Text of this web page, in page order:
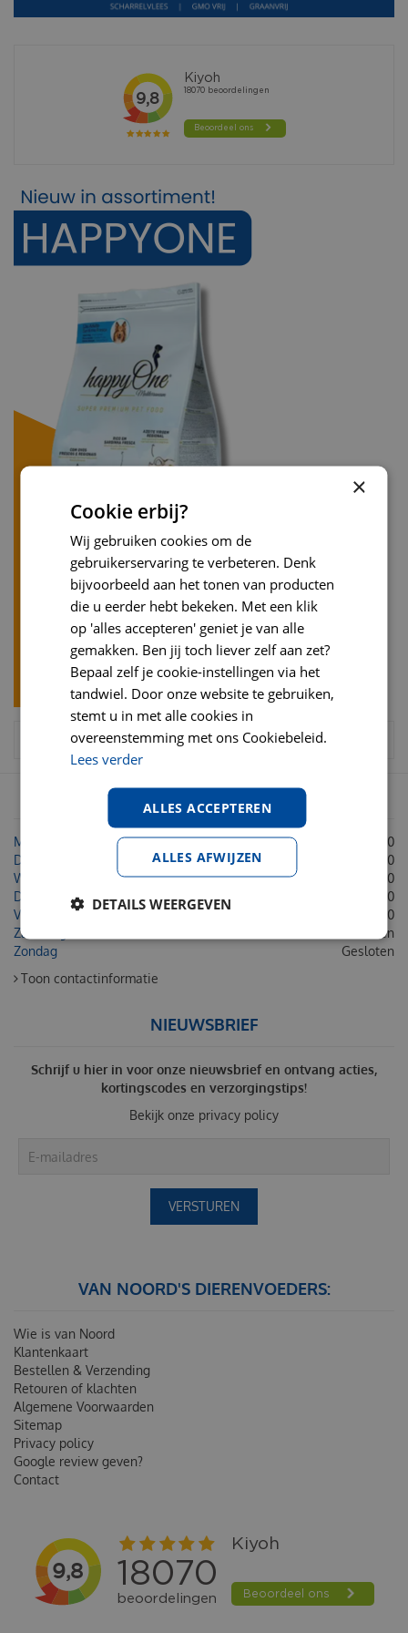
Maandag
08:30 - 18:00
Dinsdag
08:30 - 18:00
Woensdag
08:30 - 18:00
Donderdag
08:30 - 18:00
Vrijdag
08:30 - 18:00
Zaterdag
Gesloten
Zondag
Gesloten
Toon contactinformatie
NIEUWSBRIEF
Schrijf u hier in voor onze nieuwsbrief en ontvang acties,
kortingscodes en verzorgingstips!
Bekijk onze privacy policy
VAN NOORD'S DIERENVOEDERS:
Wie is van Noord
Klantenkaart
Bestellen & Verzending
Retouren of klachten
Algemene Voorwaarden
Sitemap
Privacy policy
Google review geven?
Contact
×
Cookie erbij?
Wij gebruiken cookies om de
gebruikerservaring te verbeteren. Denk
bijvoorbeeld aan het tonen van producten
die u eerder hebt bekeken. Met een klik
op 'alles accepteren' geniet je van alle
gemakken. Ben jij toch liever zelf aan zet?
Bepaal zelf je cookie-instellingen via het
tandwiel. Door onze website te gebruiken,
stemt u in met alle cookies in
overeenstemming met ons Cookiebeleid.
Lees verder
ALLES ACCEPTEREN
ALLES AFWIJZEN
DETAILS WEERGEVEN